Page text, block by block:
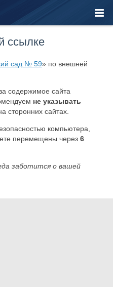
ссылке
сад № 59» по внешней
содержимое сайта
не указывать
сторонних сайтах.
компьютера,
перемещены через 6
заботится о вашей